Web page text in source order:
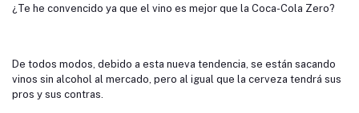
¿Te he convencido ya que el vino es mejor que la Coca-Cola Zero?
De todos modos, debido a esta nueva tendencia, se están sacando
vinos sin alcohol al mercado, pero al igual que la cerveza tendrá sus
pros y sus contras.